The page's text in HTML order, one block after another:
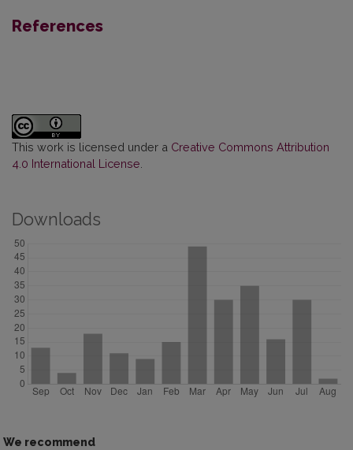
References
This work is licensed under a Creative Commons Attribution
4.0 International License
Downloads
We recommend